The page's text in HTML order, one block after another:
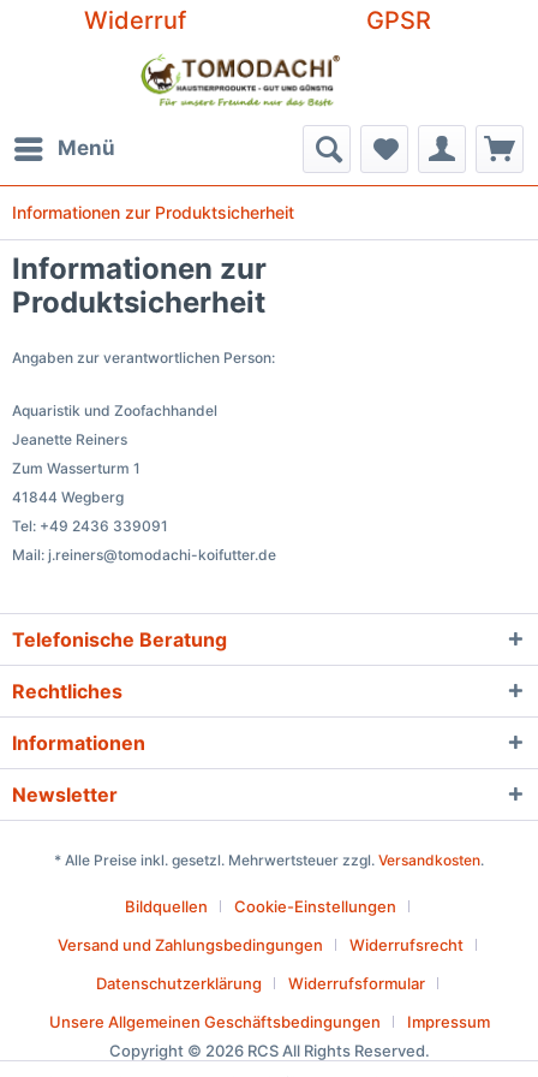
Widerruf GPSR
Menü
Informationen zur Produktsicherheit
Informationen zur
Produktsicherheit
Angaben zur verantwortlichen Person:
Aquaristik und Zoofachhandel
Jeanette Reiners
Zum Wasserturm 1
41844 Wegberg
Tel: +49 2436 339091
Mail: j.reiners@tomodachi-koifutter.de
Telefonische Beratung
Rechtliches
Informationen
Newsletter
* Alle Preise inkl. gesetzl. Mehrwertsteuer zzgl. Versandkosten.
Bildquellen
Cookie-Einstellungen
Versand und Zahlungsbedingungen
Widerrufsrecht
Datenschutzerklärung
Widerrufsformular
Unsere Allgemeinen Geschäftsbedingungen
Impressum
Copyright © 2026 RCS All Rights Reserved.